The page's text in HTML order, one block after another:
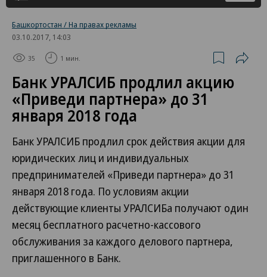
Башкортостан / На правах рекламы
03.10.2017, 14:03
35 1 мин.
Банк УРАЛСИБ продлил акцию
«Приведи партнера» до 31
января 2018 года
Банк УРАЛСИБ продлил срок действия акции для
юридических лиц и индивидуальных
предпринимателей «Приведи партнера» до 31
января 2018 года. По условиям акции
действующие клиенты УРАЛСИБа получают один
месяц бесплатного расчетно-кассового
обслуживания за каждого делового партнера,
приглашенного в Банк.